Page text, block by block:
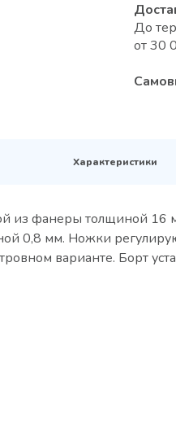
До
от 30
Характеристики
из фанеры толщиной 16
0,8 мм. Ножки
варианте. Борт